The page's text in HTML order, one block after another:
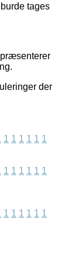
tages
der
1 1 1 1 1 1
1 1 1 1 1 1
1 1 1 1 1 1